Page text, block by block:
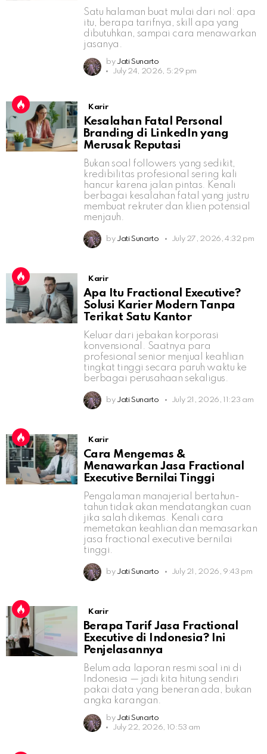
Satu halaman buat mulai dari nol: apa
itu, berapa tarifnya, skill apa yang
dibutuhkan, sampai cara menawarkan
jasanya.
by Jati Sunarto
July 24, 2026, 5:29 pm
Karir
Kesalahan Fatal Personal
Branding di LinkedIn yang
Merusak Reputasi
Bukan soal followers yang sedikit,
kredibilitas profesional sering kali
hancur karena jalan pintas. Kenali
berbagai kesalahan fatal yang justru
membuat rekruter dan klien potensial
menjauh.
by Jati Sunarto July 27, 2026, 4:32 pm
Karir
Apa Itu Fractional Executive?
Solusi Karier Modern Tanpa
Terikat Satu Kantor
Keluar dari jebakan korporasi
konvensional. Saatnya para
profesional senior menjual keahlian
tingkat tinggi secara paruh waktu ke
berbagai perusahaan sekaligus.
by Jati Sunarto July 21, 2026, 11:23 am
Karir
Cara Mengemas &
Menawarkan Jasa Fractional
Executive Bernilai Tinggi
Pengalaman manajerial bertahun-
tahun tidak akan mendatangkan cuan
jika salah dikemas. Kenali cara
memetakan keahlian dan memasarkan
jasa fractional executive bernilai
tinggi.
by Jati Sunarto July 21, 2026, 9:43 pm
Karir
Berapa Tarif Jasa Fractional
Executive di Indonesia? Ini
Penjelasannya
Belum ada laporan resmi soal ini di
Indonesia — jadi kita hitung sendiri
pakai data yang beneran ada, bukan
angka karangan.
by Jati Sunarto
July 22, 2026, 10:53 am